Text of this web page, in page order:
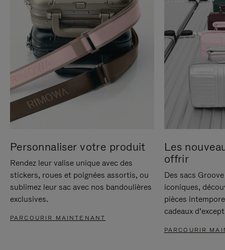
Personnaliser votre produit
Rendez leur valise unique avec des
stickers, roues et poignées assortis, ou
sublimez leur sac avec nos bandoulières
exclusives.
PARCOURIR MAINTENANT
Les
offrir
Des sacs
iconiques,
pièces
cadeaux
PARCOURIR